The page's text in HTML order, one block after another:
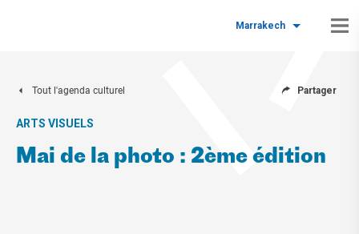
Marrakech
Tout l'agenda culturel Partager
ARTS VISUELS
Mai de la photo : 2ème édition